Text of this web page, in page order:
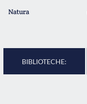
Natura
BIBLIOTECHE: